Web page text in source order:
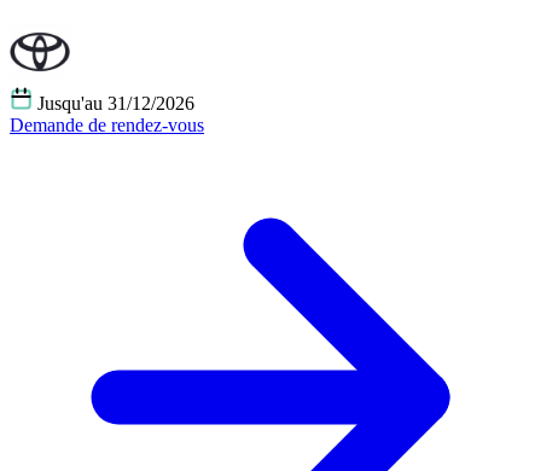
Jusqu'au 31/12/2026
Demande de rendez-vous